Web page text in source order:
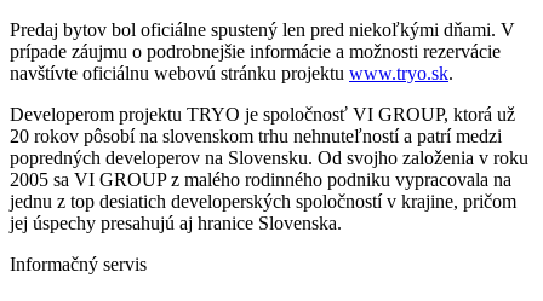
Predaj bytov bol oficiálne spustený len pred niekoľkými dňami. V
prípade záujmu o podrobnejšie informácie a možnosti rezervácie
navštívte oficiálnu webovú stránku projektu www.tryo.sk.
Developerom projektu TRYO je spoločnosť VI GROUP, ktorá už
20 rokov pôsobí na slovenskom trhu nehnuteľností a patrí medzi
popredných developerov na Slovensku. Od svojho založenia v roku
2005 sa VI GROUP z malého rodinného podniku vypracovala na
jednu z top desiatich developerských spoločností v krajine, pričom
jej úspechy presahujú aj hranice Slovenska.
Informačný servis